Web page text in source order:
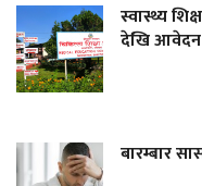
स्वास्थ्य
देखि
बारम्बार